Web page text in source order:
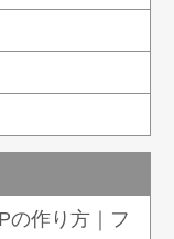
の作り方｜フ